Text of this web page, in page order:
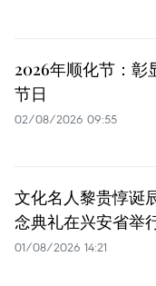
2026年顺化节：彰
节日
02/08/2026 09:55
文化名人黎贵惇诞
念典礼在兴安省举
01/08/2026 14:21